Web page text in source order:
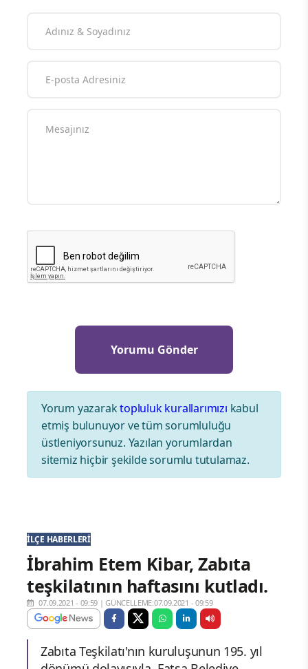
Yorum yazaraktopluluk kurallarımızı kabul
etmiş bulunuyor ve tüm sorumluluğu
üstleniyorsunuz. Yazılan yorumlardan
sitemiz hiçbir şekilde sorumlu tutulamaz.
İLÇE HABERLERI
İbrahim Etem Kibar, Zabıta
teşkilatının haftasını kutladı.
07.09.2021 - 09:59 |GÜNCELLEME:07.09.2021 - 09:59
Zabıta Teşkilatı'nın kuruluşunun 195. yıl